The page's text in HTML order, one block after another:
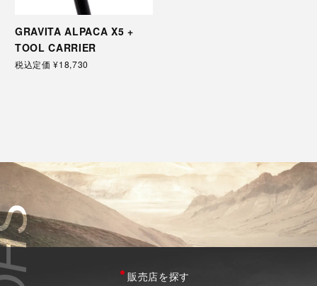
GRAVITA ALPACA X5 +
TOOL CARRIER
税込定価¥18,730
販売店を探す